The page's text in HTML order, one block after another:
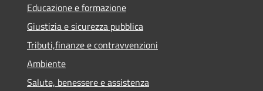
Educazione e formazione
Giustizia e sicurezza pubblica
Tributi,finanze e contravvenzioni
Ambiente
Salute, benessere e assistenza